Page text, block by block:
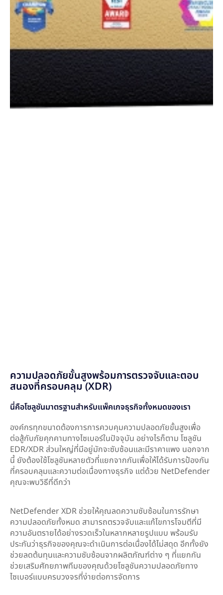
ความปลอดภัยขั้นสูงพร้อมการตรวจจับและตอบ
สนองที่ครอบคลุม (XDR)
นี่คือโซลูชันมาตรฐานสำหรับแพ็คเกจธุรกิจทั้งหมดของเรา
องค์กรทุกขนาดต้องการการควบคุมความปลอดภัยขั้นสูงเพื่อ
ต่อสู้กับภัยคุกคามทางไซเบอร์ในปัจจุบัน อย่างไรก็ตาม โซลูชัน
EDR/XDR ส่วนใหญ่ที่มีอยู่มักจะซับซ้อนและมีราคาแพง นอกจาก
นี้ ยังต้องใช้โซลูชันหลายตัวที่แยกจากกันเพื่อให้ได้รับการป้องกัน
ที่ครอบคลุมและความต่อเนื่องทางธุรกิจ แต่ด้วย NetDefender
คุณจะพบวิธีที่ดีกว่า
NetDefender XDR ช่วยให้คุณลดความซับซ้อนในการรักษา
ความปลอดภัยทั้งหมด สามารถตรวจจับและแก้ไขการโจมตีที่มี
ความอันตรายได้อย่างรวดเร็วในหลากหลายรูปแบบ พร้อมรับ
ประกันว่าธุรกิจของคุณจะดำเนินการต่อเนื่องได้ไม่สดุด อีกทั้งยัง
ช่วยลดต้นทุนและความซับซ้อนจากผลิตภัณฑ์ต่าง ๆ ที่แยกกัน
ช่วยเสริมศักยภาพทีมของคุณด้วยโซลูชันความปลอดภัยทาง
ไซเบอร์แบบครบวงจรที่ง่ายต่อการจัดการ